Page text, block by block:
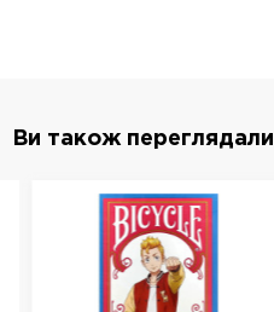
Ви також переглядали